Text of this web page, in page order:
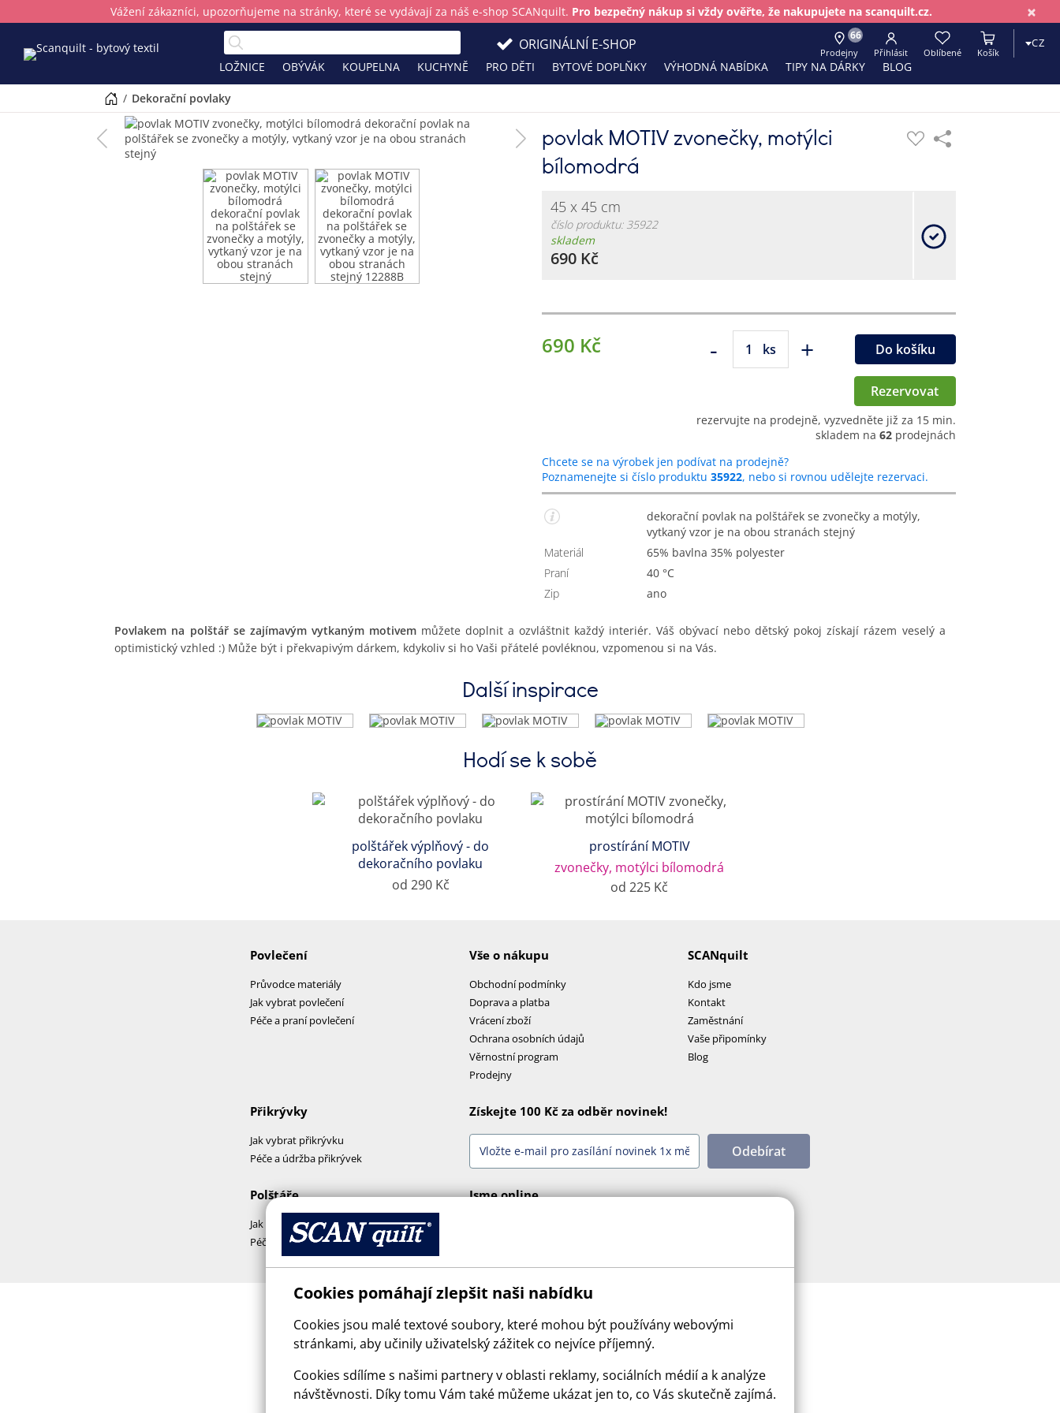
×
Vážení zákazníci, upozorňujeme na stránky, které se vydávají za náš e-shop SCANquilt. Pro bezpečný nákup si vždy ověřte, že nakupujete na scanquilt.cz.
LOŽNICE OBÝVÁK KOUPELNA KUCHYNĚ PRO DĚTI BYTOVÉ DOPLŇKY VÝHODNÁ NABÍDKA TIPY NA DÁRKY BLOG
66
Prodejny Přihlásit Oblíbené Košík
CZ
ORIGINÁLNÍ E-SHOP
/ dekorační povlaky
povlak MOTIV zvonečky, motýlci
bílomodrá
45 x 45 cm
číslo produktu: 35922
skladem
690 Kč
690 Kč - ks + Do košíku
Rezervovat
rezervujte na prodejně, vyzvedněte již za 15 min.
skladem na 62 prodejnách
Chcete se na výrobek jen podívat na prodejně?
Poznamenejte si číslo produktu 35922, nebo si rovnou udělejte rezervaci.
dekorační povlak na polštářek se zvonečky a motýly,
vytkaný vzor je na obou stranách stejný
Materiál
65% bavlna 35% polyester
Praní
40 °C
Zip
Ano
Povlakem na polštář se zajímavým vytkaným motivemmůžete doplnit a ozvláštnit každý interiér. Váš obývací nebo dětský pokoj získají rázem veselý a
optimistický vzhled :) Může být i překvapivým dárkem, kdykoliv si ho Vaši přátelé povléknou, vzpomenou si na Vás.
Další inspirace
Hodí se k sobě
polštářek výplňový - do
dekoračního povlaku
od 290 Kč
prostírání MOTIV
zvonečky, motýlci bílomodrá
od 225 Kč
Povlečení
Průvodce materiály
Jak vybrat povlečení
Péče a praní povlečení
Vše o nákupu
Obchodní podmínky
Doprava a platba
Vrácení zboží
Ochrana osobních údajů
Věrnostní program
Prodejny
SCANquilt
Kdo jsme
Kontakt
Zaměstnání
Vaše připomínky
Blog
Přikrývky
Jak vybrat přikrývku
Péče a údržba přikrývek
Polštáře
Jak vybrat polštář
Péče a praní polštářů
Získejte 100 Kč za odběr novinek!
Odebírat
Jsme online
© 2026 SCANquilt - všechna práva vyhrazena
Cookies pomáhají zlepšit naši nabídku
Cookies jsou malé textové soubory, které mohou být používány webovými
stránkami, aby učinily uživatelský zážitek co nejvíce příjemný.
Cookies sdílíme s našimi partnery v oblasti reklamy, sociálních médií a k analýze
návštěvnosti. Díky tomu Vám také můžeme ukázat jen to, co Vás skutečně zajímá.